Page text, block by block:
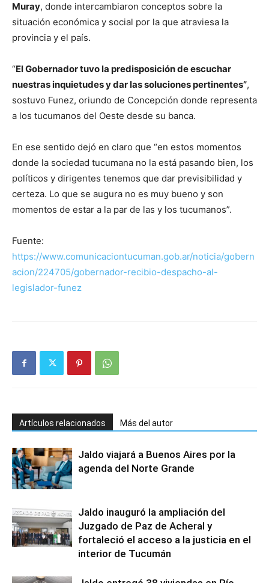
Muray, donde intercambiaron conceptos sobre la
situación económica y social por la que atraviesa la
provincia y el país.
“El Gobernador tuvo la predisposición de escuchar
nuestras inquietudes y dar las soluciones pertinentes”,
sostuvo Funez, oriundo de Concepción donde representa
a los tucumanos del Oeste desde su banca.
En ese sentido dejó en claro que “en estos momentos
donde la sociedad tucumana no la está pasando bien, los
políticos y dirigentes tenemos que dar previsibilidad y
certeza. Lo que se augura no es muy bueno y son
momentos de estar a la par de las y los tucumanos”.
Fuente:
https://www.comunicaciontucuman.gob.ar/noticia/gobern
acion/224705/gobernador-recibio-despacho-al-
legislador-funez
Artículos relacionados Más del autor
Jaldo viajará a Buenos Aires por la
agenda del Norte Grande
Jaldo inauguró la ampliación del
Juzgado de Paz de Acheral y
fortaleció el acceso a la justicia en el
interior de Tucumán